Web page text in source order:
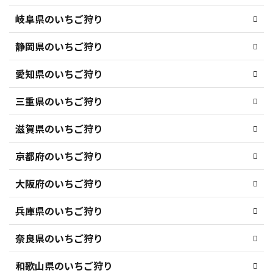
岐阜県のいちご狩り
静岡県のいちご狩り
愛知県のいちご狩り
三重県のいちご狩り
滋賀県のいちご狩り
京都府のいちご狩り
大阪府のいちご狩り
兵庫県のいちご狩り
奈良県のいちご狩り
和歌山県のいちご狩り